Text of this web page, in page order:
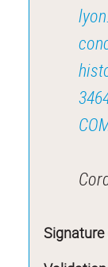
Signature